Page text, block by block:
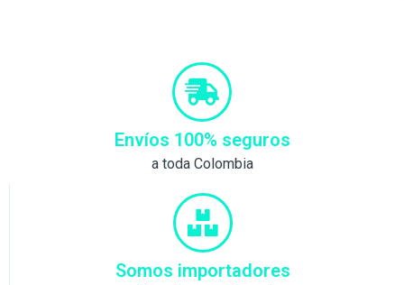
Envíos 100% seguros
a toda Colombia
Somos importadores